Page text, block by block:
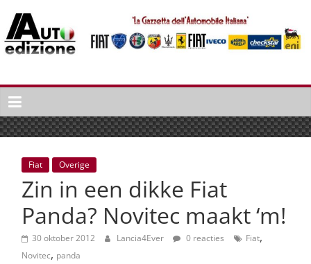
naar
inhoud
Auto
Edizione
La
Gazetta
dell'Automobile
Italiana
Italiaans
autonieuws
lifestyle
Fiat Overige
Zin in een dikke Fiat
Panda? Novitec maakt ‘m!
30 oktober 2012 Lancia4Ever 0 reacties Fiat,
Novitec, panda